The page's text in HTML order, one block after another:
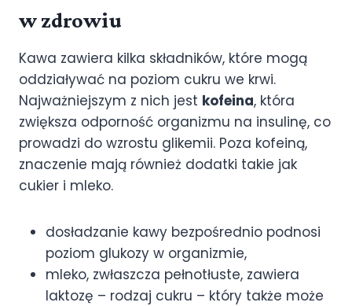
w zdrowiu
Kawa zawiera kilka składników, które mogą
oddziaływać na poziom cukru we krwi.
Najważniejszym z nich jest kofeina, która
zwiększa odporność organizmu na insulinę, co
prowadzi do wzrostu glikemii. Poza kofeiną,
znaczenie mają również dodatki takie jak
cukier i mleko.
dosładzanie kawy bezpośrednio podnosi
poziom glukozy w organizmie,
mleko, zwłaszcza pełnotłuste, zawiera
laktozę – rodzaj cukru – który także może